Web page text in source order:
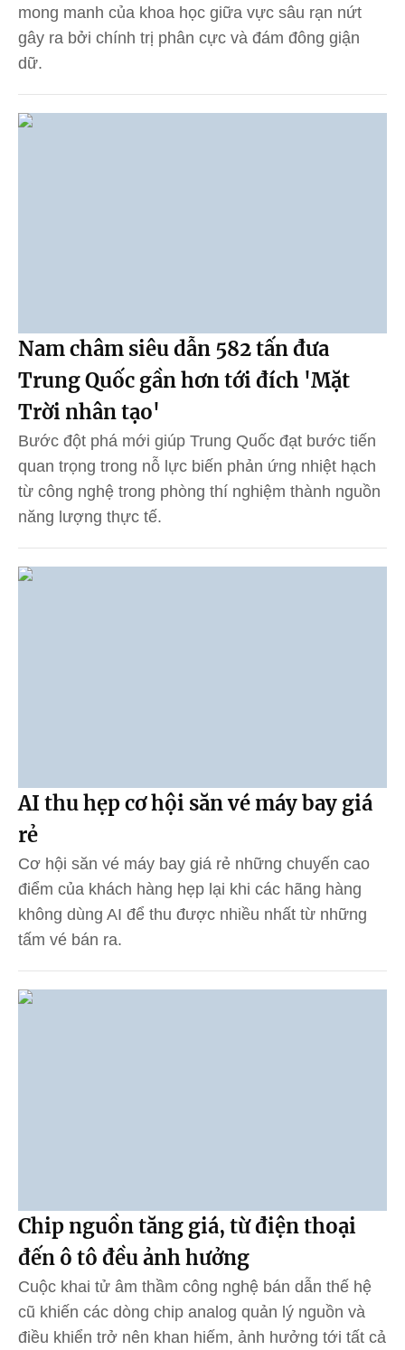
mong manh của khoa học giữa vực sâu rạn nứt
gây ra bởi chính trị phân cực và đám đông giận
dữ.
Nam châm siêu dẫn 582 tấn đưa
Trung Quốc gần hơn tới đích 'Mặt
Trời nhân tạo'
Bước đột phá mới giúp Trung Quốc đạt bước tiến
quan trọng trong nỗ lực biến phản ứng nhiệt hạch
từ công nghệ trong phòng thí nghiệm thành nguồn
năng lượng thực tế.
AI thu hẹp cơ hội săn vé máy bay giá
rẻ
Cơ hội săn vé máy bay giá rẻ những chuyến cao
điểm của khách hàng hẹp lại khi các hãng hàng
không dùng AI để thu được nhiều nhất từ những
tấm vé bán ra.
Chip nguồn tăng giá, từ điện thoại
đến ô tô đều ảnh hưởng
Cuộc khai tử âm thầm công nghệ bán dẫn thế hệ
cũ khiến các dòng chip analog quản lý nguồn và
điều khiển trở nên khan hiếm, ảnh hưởng tới tất cả